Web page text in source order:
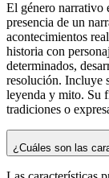
El género narrativo
presencia de un
acontecimientos
historia con
determinados,
resolución. Incluye
leyenda y mito. Su
tradiciones o
¿Cuáles son las